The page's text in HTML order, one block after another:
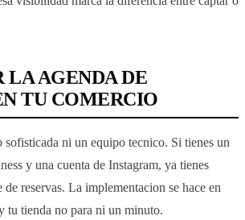
AGENDA DE
TU COMERCIO
sofisticada ni un equipo tecnico. Si tienes un
y una cuenta de Instagram, ya tienes
de reservas. La implementacion se hace en
tu tienda no para ni un minuto.